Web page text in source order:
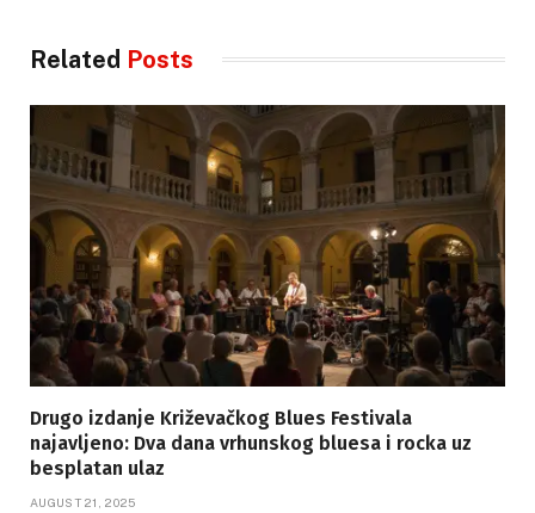
Related Posts
Drugo izdanje Križevačkog Blues Festivala
najavljeno: Dva dana vrhunskog bluesa i rocka uz
besplatan ulaz
AUGUST 21, 2025